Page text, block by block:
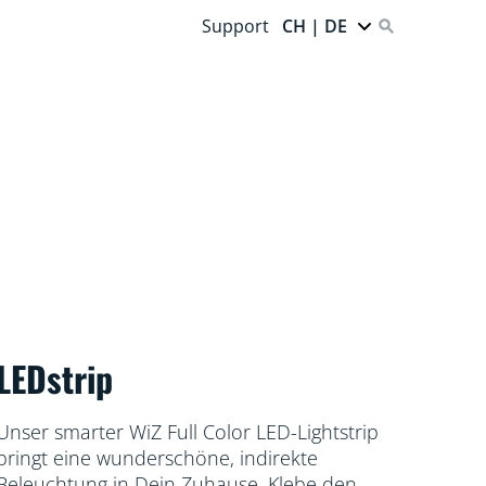
Support CH | DE
smarter WiZ Full Color LED-Lightstrip
eine wunderschöne, indirekte